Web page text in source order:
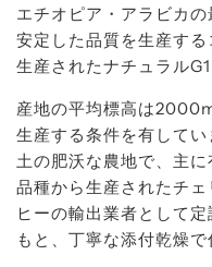
エチオピア・アラビカ
安定した品質を生産す
生産されたナチュラル
産地の平均標高は
生産する条件を有して
土の肥沃な農地で、主
品種から生産されたチ
ヒーの輸出業者として
もと、丁寧な添付乾燥で